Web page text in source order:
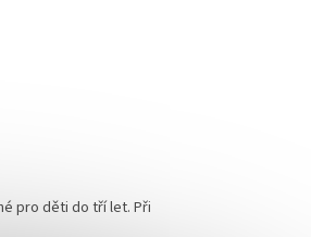
pro děti do tří let. Při